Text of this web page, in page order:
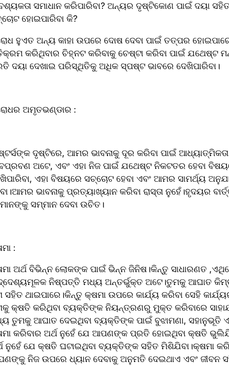
ସମାଧାନ କରିପାରିବା? ଅନ୍ୟର ଦୃଷ୍ଟିକୋଣ ପାଇଁ ଦୟା
ହୋଇପାରିବା କି?
ହୁଏତ ଅନ୍ୟ କାହା ଉପରେ ଦୋଷ ଦେବା ପାଇଁ ତତ୍ପର
କରିଥିବାର ଚିହ୍ନଟ କରିବାକୁ ଚେଷ୍ଟା କରିବା ପାଇଁ ଯଥେଷ୍ଟ
ଦୟା ଦେଖାଇ ପରିସ୍ଥିତିକୁ ଅଧିକ ସ୍ପଷ୍ଟ ଭାବରେ ଦେଖିପାରିବା।
ଅମୃତଭଣ୍ଡାର :
ଦୃଷ୍ଟିରେ, ଆମର ଭାବନାକୁ ଦୂର କରିବା ପାଇଁ
ଅଟେ, ଏବଂ ଏହା ନିଜ ପାଇଁ ଯଥେଷ୍ଟ ନିକଟତର ହେବା
ଏହା ବିଷୟରେ ସଚ୍ଚୋଟ ହେବା ଏବଂ ଆମର ସାମର୍ଥ୍ୟ
ଭାବନାକୁ ପ୍ରତ୍ୟାଖ୍ୟାନ କରିବା ରାସ୍ତା ନୁହେଁ।ହୃଦୟର
ସମ୍ମାନ ଦେବା ଉଚିତ।
:
ଅର୍ଥ ବିଭିନ୍ନ ଲୋକଙ୍କ ପାଇଁ ଭିନ୍ନ ଜିନିଷ।କିନ୍ତୁ ସାଧାରଣତ
ନିଷ୍ପତ୍ତି ମଧ୍ୟ ଅନ୍ତର୍ଭୁକ୍ତ ଅଟେ।ତୁମକୁ ଆଘାତ କିମ୍ବା
ସହିତ ଥାଇପାରେ।କିନ୍ତୁ କ୍ଷମା ଉପରେ କାର୍ଯ୍ୟ କରିବା ସେହି
କ୍ଷତି କରିଥିବା ବ୍ୟକ୍ତିଙ୍କ ନିୟନ୍ତ୍ରଣରୁ ମୁକ୍ତ କରିବାରେ
ତୁମକୁ ଆଘାତ ଦେଇଥିବା ବ୍ୟକ୍ତିଙ୍କ ପାଇଁ ବୁଝାମଣା, ସହାନୁଭୂତି
କରିବାର ଅର୍ଥ ନୁହେଁ ଯେ ଆପଣଙ୍କ ପ୍ରତି ହୋଇଥିବା କ୍ଷତି
ନୁହେଁ ଯେ କ୍ଷତି ଘଟାଇଥିବା ବ୍ୟକ୍ତିଙ୍କ ସହିତ ମିଶିଯିବା।କ୍ଷମା
ନିଜ ଉପରେ ଧ୍ୟାନ ଦେବାକୁ ଅନୁମତି ଦେଇଥାଏ ଏବଂ ଜୀବନ